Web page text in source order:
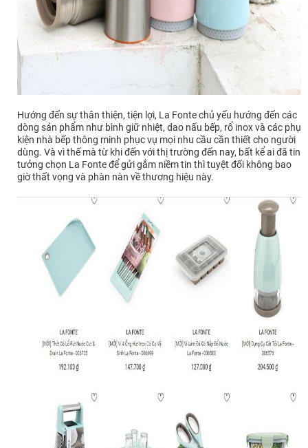
Hướng đến sự thân thiện, tiện lợi, La Fonte chủ yếu hướng đến các
dòng sản phẩm như bình giữ nhiệt, dao nấu bếp, rổ inox và các phụ
kiện nhà bếp thông minh phục vụ mọi nhu cầu cần thiết cho người
dùng. Và vì thế mà từ khi đến với thị trường đến nay, bất kể ai đã tin
tưởng chọn La Fonte để gửi gắm niềm tin thì tuyệt đối không bao
giờ thất vọng và phàn nàn về thương hiệu này.